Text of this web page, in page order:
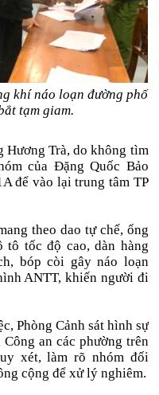
khí náo loạn đường phố
tạm giam.
Hương Trà, do không tìm
của Đặng Quốc Bảo
để vào lại trung tâm TP
theo dao tự chế, ống
tô tốc độ cao, dàn hàng
bóp còi gây náo loạn
ANTT, khiến người đi
Phòng Cảnh sát hình sự
an các phường trên
xét, làm rõ nhóm đối
cộng để xử lý nghiêm.